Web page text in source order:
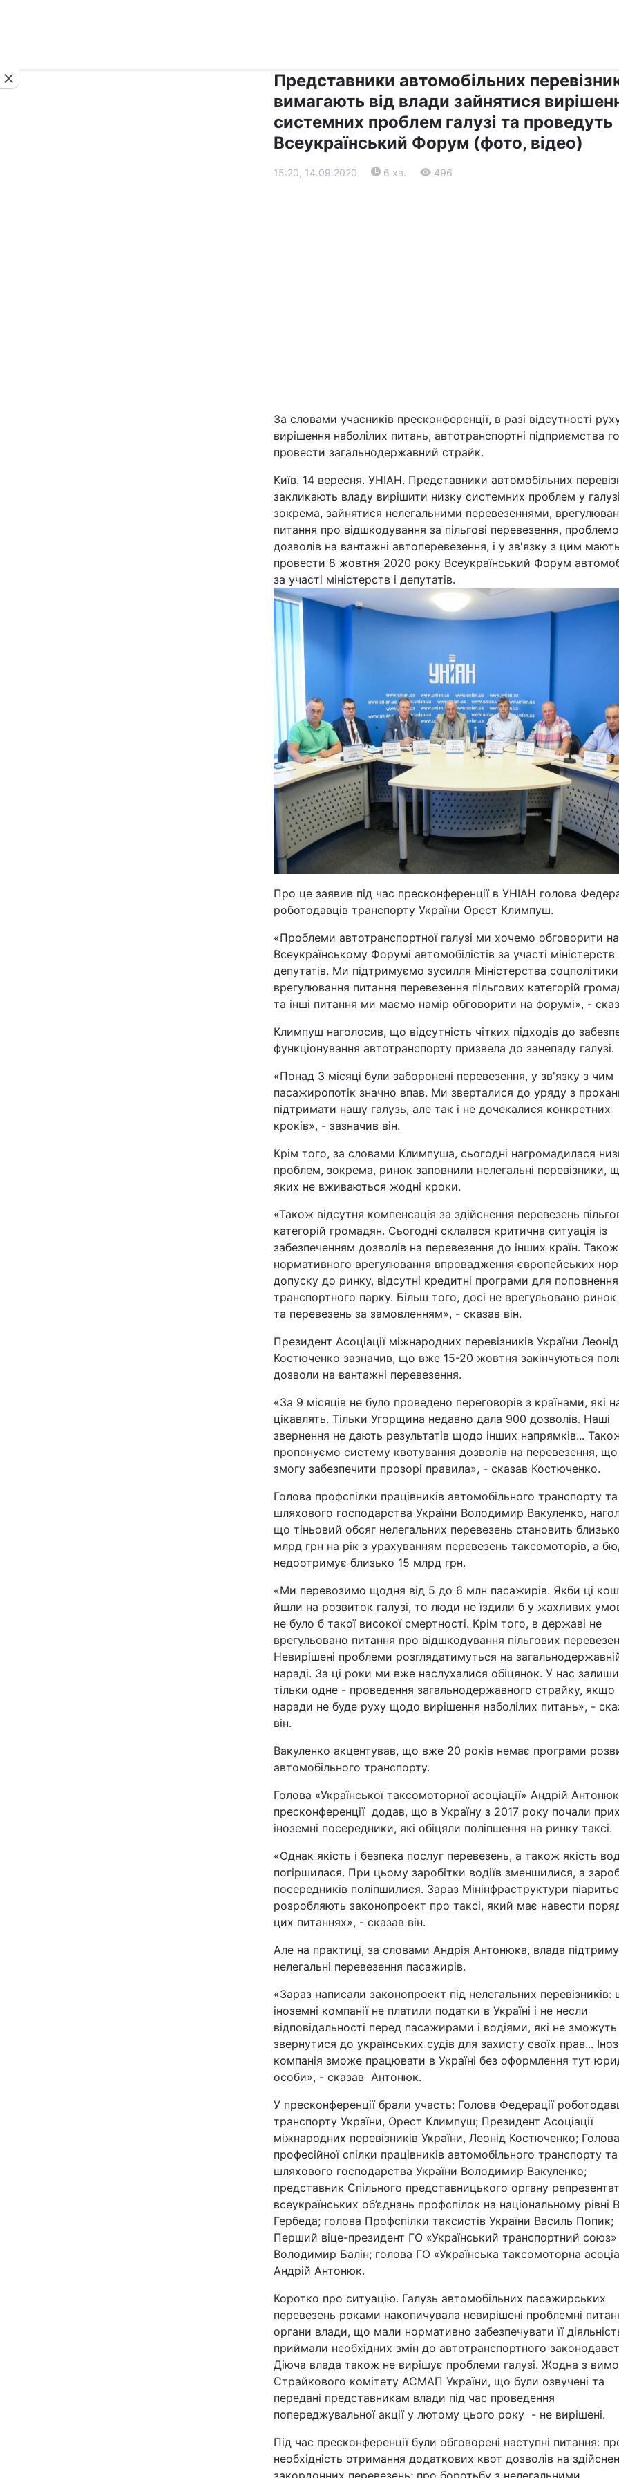
Війна
Політика
Світ
Харків
Лайт
Інциденти
Туризм
Погода
Статті
Думки
Пресцентр
Представники автомобільних
вимагають від влади зайнятися
системних проблем галузі та проведуть
Всеукраїнський Форум (фото, відео)
15:20, 14.09.2020 6 хв. 496
За словами учасників пресконференції, в разі відсутності
вирішення наболілих питань, автотранспортні підприємства
провести загальнодержавний страйк.
Київ. 14 вересня. УНІАН. Представники автомобільних
закликають владу вирішити низку системних проблем у
зокрема, зайнятися нелегальними перевезеннями,
питання про відшкодування за пільгові перевезення,
дозволів на вантажні автоперевезення, і у зв'язку з цим
провести 8 жовтня 2020 року Всеукраїнський Форум
за участі міністерств і депутатів.
Про це заявив під час пресконференції в УНІАН голова
роботодавців транспорту України Орест Климпуш.
«Проблеми автотранспортної галузі ми хочемо обговорити на
Всеукраїнському Форумі автомобілістів за участі міністерств
депутатів. Ми підтримуємо зусилля Міністерства
врегулювання питання перевезення пільгових категорій
та інші питання ми маємо намір обговорити на форумі», -
Климпуш наголосив, що відсутність чітких підходів до
функціонування автотранспорту призвела до занепаду галузі.
«Понад 3 місяці були заборонені перевезення, у зв'язку з чим
пасажиропотік значно впав. Ми зверталися до уряду з
підтримати нашу галузь, але так і не дочекалися конкретних
кроків», - зазначив він.
Крім того, за словами Климпуша, сьогодні нагромадилася
проблем, зокрема, ринок заповнили нелегальні перевізники,
яких не вживаються жодні кроки.
«Також відсутня компенсація за здійснення перевезень
категорій громадян. Сьогодні склалася критична ситуація із
забезпеченням дозволів на перевезення до інших країн.
нормативного врегулювання впровадження європейських
допуску до ринку, відсутні кредитні програми для поповнення
транспортного парку. Більш того, досі не врегульовано ринок
та перевезень за замовленням», - сказав він.
Президент Асоціації міжнародних перевізників України Леонід
Костюченко зазначив, що вже 15-20 жовтня закінчуються
дозволи на вантажні перевезення.
«За 9 місяців не було проведено переговорів з країнами, які
цікавлять. Тільки Угорщина недавно дала 900 дозволів. Наші
звернення не дають результатів щодо інших напрямків...
пропонуємо систему квотування дозволів на перевезення,
змогу забезпечити прозорі правила», - сказав Костюченко.
Голова профспілки працівників автомобільного транспорту та
шляхового господарства України Володимир Вакуленко,
що тіньовий обсяг нелегальних перевезень становить
млрд грн на рік з урахуванням перевезень таксомоторів, а
недоотримує близько 15 млрд грн.
«Ми перевозимо щодня від 5 до 6 млн пасажирів. Якби ці
йшли на розвиток галузі, то люди не їздили б у жахливих
не було б такої високої смертності. Крім того, в державі не
врегульовано питання про відшкодування пільгових
Невирішені проблеми розглядатимуться на
нараді. За ці роки ми вже наслухалися обіцянок. У нас
тільки одне - проведення загальнодержавного страйку, якщо
наради не буде руху щодо вирішення наболілих питань», -
він.
Вакуленко акцентував, що вже 20 років немає програми
автомобільного транспорту.
Голова «Української таксомоторної асоціації» Андрій
пресконференції додав, що в Україну з 2017 року почали
іноземні посередники, які обіцяли поліпшення на ринку таксі.
«Однак якість і безпека послуг перевезень, а також якість
погіршилася. При цьому заробітки водіїв зменшилися, а
посередників поліпшилися. Зараз Мінінфраструктури
розробляють законопроект про таксі, який має навести
цих питаннях», - сказав він.
Але на практиці, за словами Андрія Антонюка, влада
нелегальні перевезення пасажирів.
«Зараз написали законопроект під нелегальних перевізників:
іноземні компанії не платили податки в Україні і не несли
відповідальності перед пасажирами і водіями, які не зможуть
звернутися до українських судів для захисту своїх прав...
компанія зможе працювати в Україні без оформлення тут
особи», - сказав Антонюк.
У пресконференції брали участь: Голова Федерації
транспорту України, Орест Климпуш; Президент Асоціації
міжнародних перевізників України, Леонід Костюченко; Голова
професійної спілки працівників автомобільного транспорту та
шляхового господарства України Володимир Вакуленко;
представник Спільного представницького органу
всеукраїнських об’єднань профспілок на національному рівні
Гербеда; голова Профспілки таксистів України Василь Попик;
Перший віце-президент ГО «Український транспортний союз»
Володимир Балін; голова ГО «Українська таксомоторна
Андрій Антонюк.
Коротко про ситуацію. Галузь автомобільних пасажирських
перевезень роками накопичувала невирішені проблемні
органи влади, що мали нормативно забезпечувати її
приймали необхідних змін до автотранспортного
Діюча влада також не вирішує проблеми галузі. Жодна з
Страйкового комітету АСМАП України, що були озвучені та
передані представникам влади під час проведення
попереджувальної акції у лютому цього року - не вирішені.
Під час пресконференції були обговорені наступні питання:
необхідність отримання додаткових квот дозволів на
закордонних перевезень; про боротьбу з нелегальними